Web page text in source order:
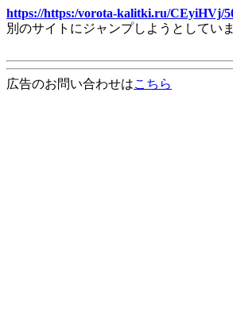
https://https:/vorota-kalitki.ru/CEyiHVj/
別のサイトにジャンプしようとしてい
広告のお問い合わせはこちら